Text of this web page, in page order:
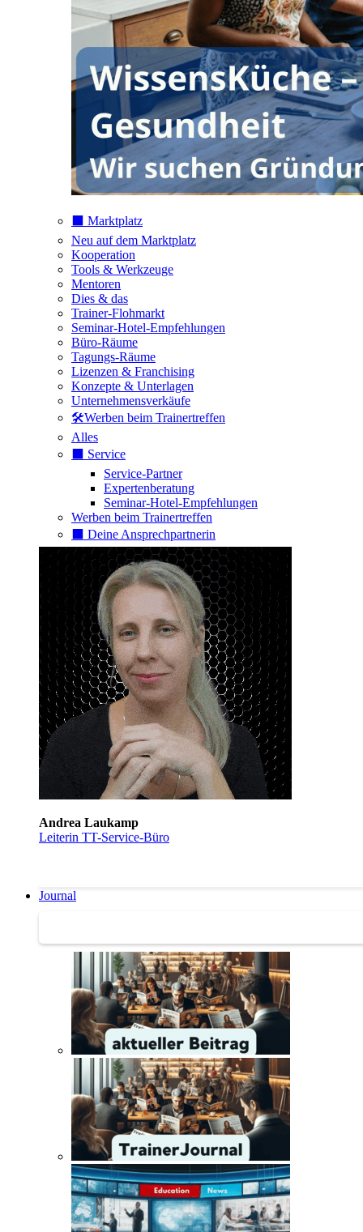
⬛️ Marktplatz
Neu auf dem Marktplatz
Kooperation
Tools & Werkzeuge
Mentoren
Dies & das
Trainer-Flohmarkt
Seminar-Hotel-Empfehlungen
Büro-Räume
Tagungs-Räume
Lizenzen & Franchising
Konzepte & Unterlagen
Unternehmensverkäufe
🛠️Werben beim Trainertreffen
Alles
⬛️ Service
Service-Partner
Expertenberatung
Seminar-Hotel-Empfehlungen
Werben beim Trainertreffen
⬛️ Deine Ansprechpartnerin
Andrea Laukamp
Leiterin TT-Service-Büro
Journal